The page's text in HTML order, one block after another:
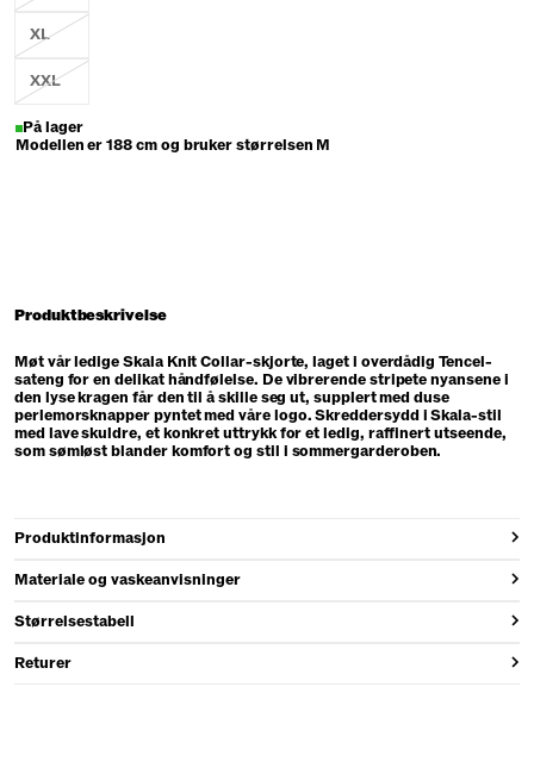
XL
XXL
På lager
Modellen er 188 cm og bruker størrelsen M
Produktbeskrivelse
Møt vår ledige Skala Knit Collar-skjorte, laget i overdådig Tencel-
sateng for en delikat håndfølelse. De vibrerende stripete nyansene i
den lyse kragen får den til å skille seg ut, supplert med duse
perlemorsknapper pyntet med våre logo. Skreddersydd i Skala-stil
med lave skuldre, et konkret uttrykk for et ledig, raffinert utseende,
som sømløst blander komfort og stil i sommergarderoben.
Produktinformasjon
Materiale og vaskeanvisninger
Størrelsestabell
Returer